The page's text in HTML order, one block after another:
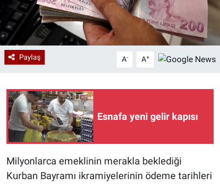
Paylaş A- A+
Esnafa yeni gelir kapısı
Milyonlarca emeklinin merakla beklediği
Kurban Bayramı ikramiyelerinin ödeme tarihleri
Sağlık
Teknoloji
Ramazan